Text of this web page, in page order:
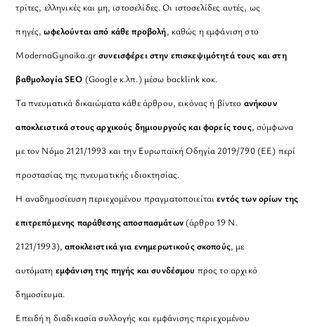
τρίτες, ελληνικές και μη, ιστοσελίδες. Οι ιστοσελίδες αυτές, ως
πηγές,ωφελούνται από κάθε προβολή, καθώς η εμφάνιση στο
ModernaGynaika.grσυνεισφέρει στην επισκεψιμότητά τους και στη
βαθμολογία SEO (Google κ.λπ.) μέσω backlink κοκ.
Τα πνευματικά δικαιώματα κάθε άρθρου, εικόνας ή βίντεο ανήκουν
αποκλειστικά στους αρχικούς δημιουργούς και φορείς τους, σύμφωνα
με τον Νόμο 2121/1993 και την Ευρωπαϊκή Οδηγία 2019/790 (ΕΕ) περί
προστασίας της πνευματικής ιδιοκτησίας.
Η αναδημοσίευση περιεχομένου πραγματοποιείταιεντός των ορίων της
επιτρεπόμενης παράθεσης αποσπασμάτων(άρθρο 19 Ν.
2121/1993), αποκλειστικά για ενημερωτικούς σκοπούς, με
αυτόματη εμφάνιση της πηγής και συνδέσμου προς το αρχικό
δημοσίευμα.
Επειδή η διαδικασία συλλογής και εμφάνισης περιεχομένου